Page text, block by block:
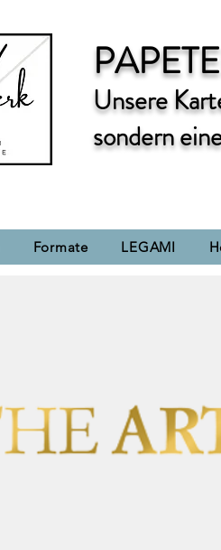
Unsere
sondern
Formate LEGAMI